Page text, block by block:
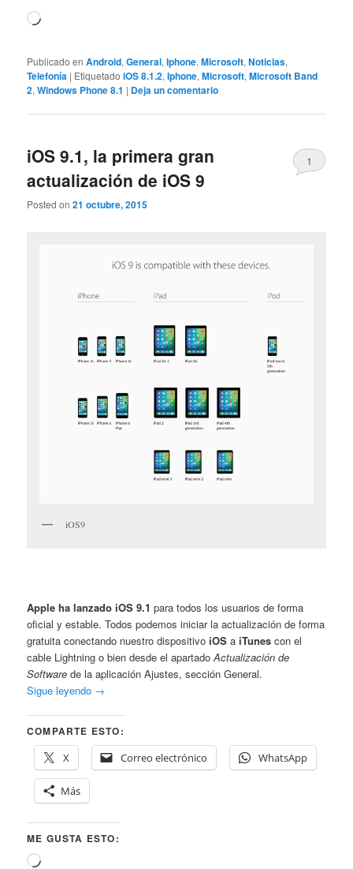
Cargando...
Publicado en Android,General,Iphone,Microsoft,Noticias,
Telefonía | Etiquetado iOS 8.1.2,Iphone,Microsoft,Microsoft Band
2,Windows Phone 8.1 | Deja un comentario
iOS 9.1, la primera gran
actualización de iOS 9
Posted on21 octubre, 2015
1
iOS9
Apple ha lanzado iOS 9.1 para todos los usuarios de forma
oficial y estable. Todos podemos iniciar la actualización de forma
gratuita conectando nuestro dispositivoiOS aiTunes con el
cable Lightning o bien desde el apartadoActualización de
Software de la aplicación Ajustes, sección General.
Sigue leyendo →
COMPARTE ESTO:
X
Correo electrónico WhatsApp
Más
ME GUSTA ESTO:
Cargando...